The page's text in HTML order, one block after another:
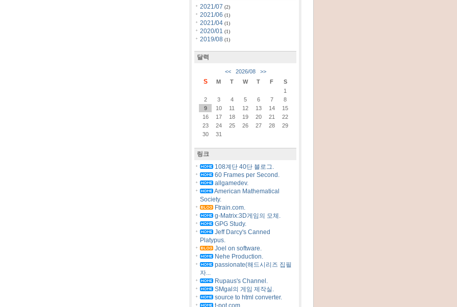
2021/07 (2)
2021/06 (1)
2021/04 (1)
2020/01 (1)
2019/08 (1)
달력
<< 2026/08 >>
S M T W T F
S
1
2
3 4 5 6 7
8
9
10 11 12 13 14
15
16
17 18 19 20 21
22
23
24 25 26 27 28
29
30
31
링크
108계단 40단 블로그.
60 Frames per Second.
allgamedev.
American Mathematical
Society.
Ftrain.com.
g-Matrix:3D게임의 모체.
GPG Study.
Jeff Darcy's Canned
Platypus.
Joel on software.
Nehe Production.
passionate(해드시리즈 집필
자...
Rupaus's Channel.
SMgal의 게임 제작실.
source to html converter.
t-pot.com.